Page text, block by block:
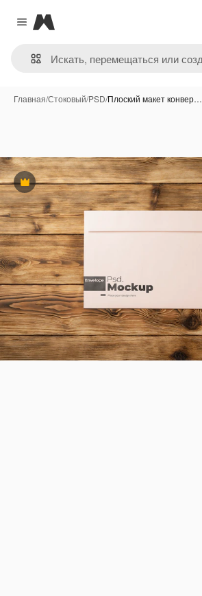
Close menu
Magnific
Главная/Стоковый/PSD/Плоский макет конвер…
Премиум